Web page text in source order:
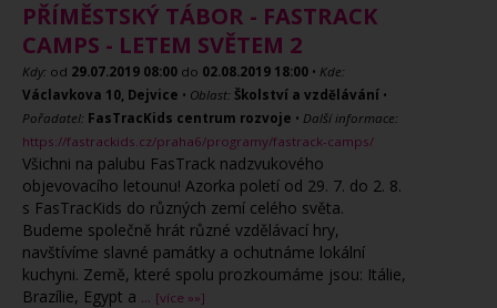
PŘÍMĚSTSKÝ TÁBOR - FASTRACK
CAMPS - LETEM SVĚTEM 2
Kdy: od 29.07.2019 08:00 do 02.08.2019 18:00 • Kde:
Václavkova 10, Dejvice • Oblast: Školství a vzdělávání •
Pořadatel: FasTracKids centrum rozvoje • Další informace:
https://fastrackids.cz/praha6/programy/fastrack-camps/
Všichni na palubu FasTrack nadzvukového
objevovacího letounu! Azorka poletí od 29. 7. do 2. 8.
s FasTracKids do různých zemí celého světa.
Budeme společně hrát různé vzdělávací hry,
navštívíme slavné památky a ochutnáme lokální
kuchyni. Země, které spolu prozkoumáme jsou: Itálie,
Brazílie, Egypt a ... [více »»]